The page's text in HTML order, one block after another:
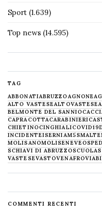
Sport (1.639)
Top news (14.595)
TAG
ABBONATIABRUZZOAGNONE
ALTO VASTESEALTOVASTESE
BELMONTE DEL SANNIO
CAPRACOTTACARABINIERI
CHIETINOCINGHIALICOVID19
INCIDENTEISERNIAM5S
MOLISANOMOLISENEVE
SCHIAVI DI ABRUZZOSCUOLA
VASTESEVASTOVENAFRO
COMMENTI RECENTI